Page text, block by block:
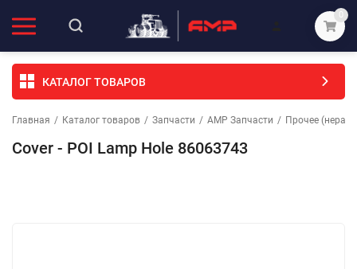
0
КАТАЛОГ ТОВАРОВ
Главная / Каталог товаров / Запчасти / АМР Запчасти / Прочее
Cover - POI Lamp Hole 86063743